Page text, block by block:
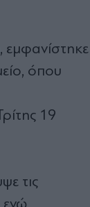
, εμφανίστηκε
όπου
19
τις
ενώ